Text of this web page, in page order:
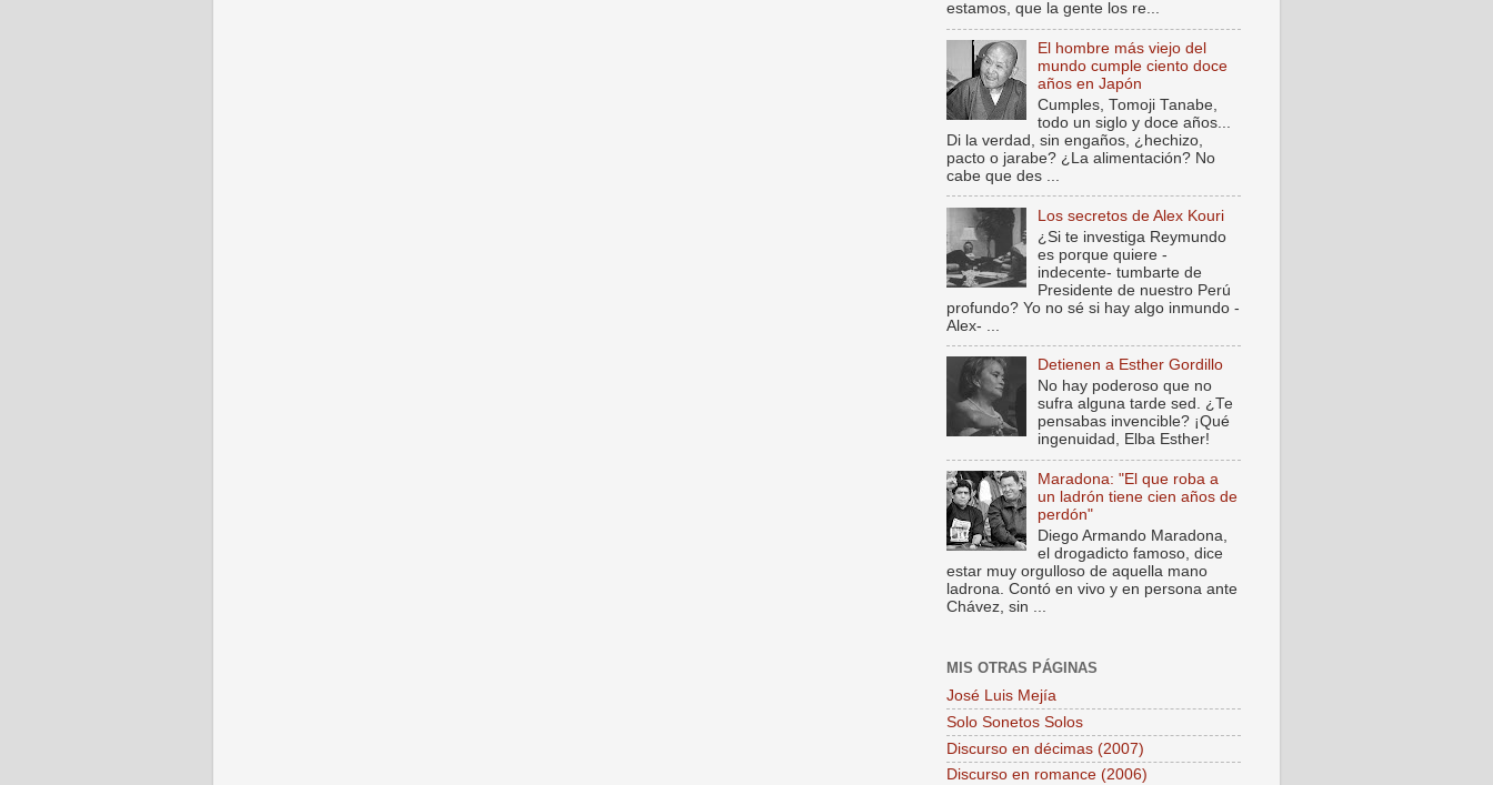
estamos, que la gente los re...
El hombre más viejo del
mundo cumple ciento doce
años en Japón
Cumples, Tomoji Tanabe,
todo un siglo y doce años...
Di la verdad, sin engaños, ¿hechizo,
pacto o jarabe? ¿La alimentación? No
cabe que des ...
Los secretos de Alex Kouri
¿Si te investiga Reymundo
es porque quiere -
indecente- tumbarte de
Presidente de nuestro Perú
profundo? Yo no sé si hay algo inmundo -
Alex- ...
Detienen a Esther Gordillo
No hay poderoso que no
sufra alguna tarde sed. ¿Te
pensabas invencible? ¡Qué
ingenuidad, Elba Esther!
Maradona: "El que roba a
un ladrón tiene cien años de
perdón"
Diego Armando Maradona,
el drogadicto famoso, dice
estar muy orgulloso de aquella mano
ladrona. Contó en vivo y en persona ante
Chávez, sin ...
MIS OTRAS PÁGINAS
José Luis Mejía
Solo Sonetos Solos
Discurso en décimas (2007)
Discurso en romance (2006)